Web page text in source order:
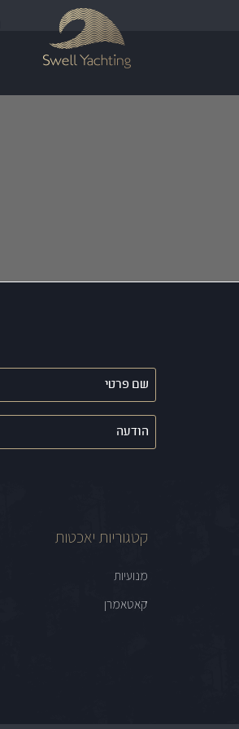
שם
פרטי
(חובה)
הודעה
קטגוריות יאכטות
מנועיות
קאטאמרן